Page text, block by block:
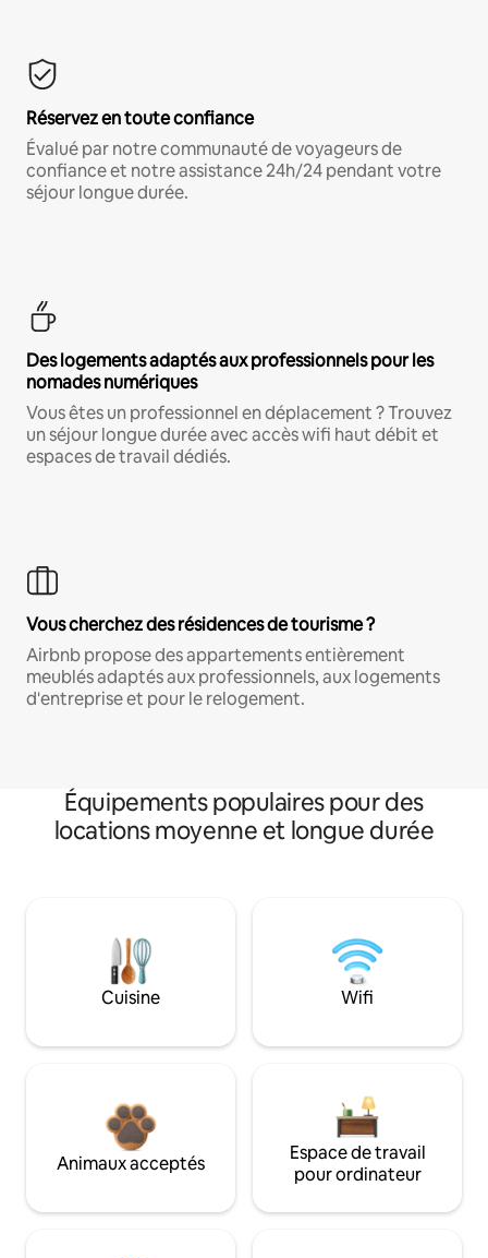
Réservez en toute confiance
Évalué par notre communauté de voyageurs de
confiance et notre assistance 24h/24 pendant votre
séjour longue durée.
Des logements adaptés aux professionnels pour les
nomades numériques
Vous êtes un professionnel en déplacement ? Trouvez
un séjour longue durée avec accès wifi haut débit et
espaces de travail dédiés.
Vous cherchez des résidences de tourisme ?
Airbnb propose des appartements entièrement
meublés adaptés aux professionnels, aux logements
d'entreprise et pour le relogement.
Équipements populaires pour des
locations moyenne et longue durée
Cuisine Wifi
Animaux acceptés
Espace de travail
pour ordinateur